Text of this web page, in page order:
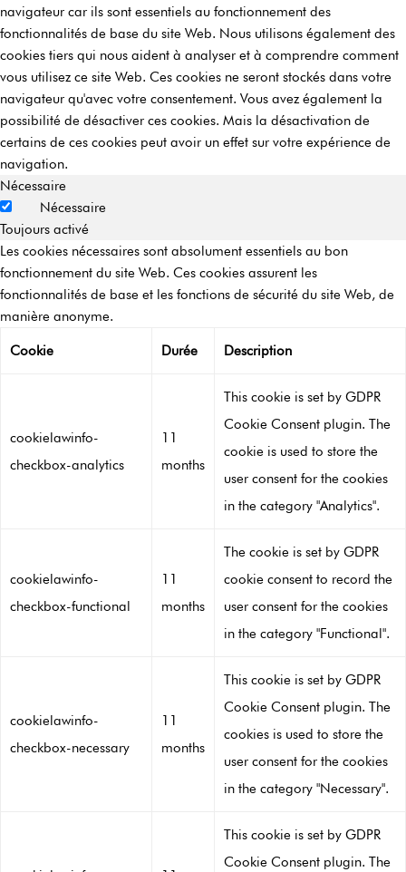
navigateur car ils sont essentiels au fonctionnement des
fonctionnalités de base du site Web. Nous utilisons également des
cookies tiers qui nous aident à analyser et à comprendre comment
vous utilisez ce site Web. Ces cookies ne seront stockés dans votre
navigateur qu'avec votre consentement. Vous avez également la
possibilité de désactiver ces cookies. Mais la désactivation de
certains de ces cookies peut avoir un effet sur votre expérience de
navigation.
Nécessaire
Nécessaire
Toujours activé
Les cookies nécessaires sont absolument essentiels au bon
fonctionnement du site Web. Ces cookies assurent les
fonctionnalités de base et les fonctions de sécurité du site Web, de
manière anonyme.
Cookie Durée Description
cookielawinfo-
checkbox-analytics
11
months
This cookie is set by GDPR
Cookie Consent plugin. The
cookie is used to store the
user consent for the cookies
in the category "Analytics".
cookielawinfo-
checkbox-functional
11
months
The cookie is set by GDPR
cookie consent to record the
user consent for the cookies
in the category "Functional".
cookielawinfo-
checkbox-necessary
11
months
This cookie is set by GDPR
Cookie Consent plugin. The
cookies is used to store the
user consent for the cookies
in the category "Necessary".
This cookie is set by GDPR
Cookie Consent plugin. The